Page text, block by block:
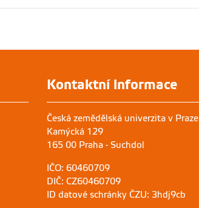
Kontaktní informace
Česká zemědělská univerzita v Praze
Kamýcká 129
165 00 Praha - Suchdol
IČO: 60460709
DIČ: CZ60460709
ID datové schránky ČZU: 3hdj9cb